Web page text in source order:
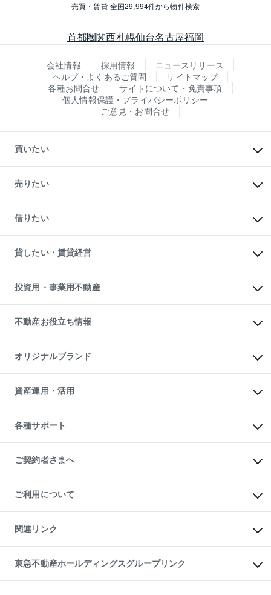
売買・賃貸 全国29,994件から物件検索
首都圏関西札幌仙台名古屋福岡
会社情報 採用情報
ニュースリリース
ヘルプ・よくあるご質問
サイトマップ
各種お問合せ
サイトについて・免責事項
個人情報保護・プライバシーポリシー
ご意見・お問合せ
買いたい
新築・分譲マンションの購入
中古マンションの購入
一戸建ての購入
中古一戸建ての購入
不動産購入の流れ
注目キーワード物件特集
購入ガイド
English 繁体中文簡体中文
売りたい
一戸建ての売却・査定
土地の売却・査定
スピードAI査定
不動産査定について
不動産売却の流れ
不動産買換えの流れ
売却ガイド
借りたい
オフィス・店舗の賃貸
借りるときの流れ
借りるガイド
貸したい・賃貸経営
マンション賃料データ
賃貸管理プラン
リロケーションについて
貸すガイド
投資用・事業用不動産
事業用不動産
マンション投資
投資用マンション
アパート経営
収益物件
ビル購入（ビル一棟）
投資用不動産の売却査定
事業用不動産の売却査定
不動産お役立ち情報
マンションライブラリー
人気マンションランキング
暮らしに役立つ不動産メディア
不動産相場・不動産価格情報
不動産コラム・ニュース
不動産用語集
不動産なんでもネット相談室
住まいの税金
オリジナルブランド
一棟リノベーションマンション
L`GENTE（ルジェンテ）
区分リノベーションマンション
投資用一棟レジデンスWELL
不動産小口投資
LEGACIA（レガシア）
資産運用・活用
不動産M&A
アセットマネジメント・出資
各種サポート
相続サポート
リフォームサポート
ご契約者さまへ
ご紹介・再契約特典
入居者様専用-各種ご案内（賃貸）
東急こすもす会「こすもすWeb」
ご利用について
金融商品取引について
東急リバブル ソーシャルメディアポリシー
ご意見・お問い合わせ（金融商品取引専用の相談・お問い合わせ窓口）
ダイレクトメール（郵送物）・Eメールなどの送付停止について
関連リンク
これからご結婚される方に東急百貨店のブライダルクラブ
人材サービスのご用命は 東急リバブルスタッフ株式会社まで
東北の逸品を贈ります 東北すぐれものセレクション
東急不動産ホールディングスグループリンク